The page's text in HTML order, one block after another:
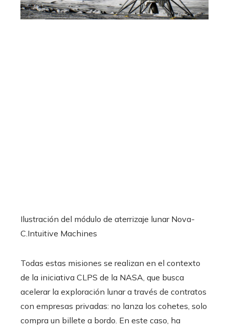
Ilustración del módulo de aterrizaje lunar Nova-
C. Intuitive Machines
Todas estas misiones se realizan en el contexto
de la iniciativa CLPS de la NASA, que busca
acelerar la exploración lunar a través de contratos
con empresas privadas: no lanza los cohetes, solo
compra un billete a bordo. En este caso, ha